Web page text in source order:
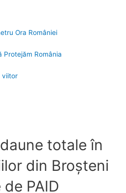
Ora României
Protejăm România
viitor
totale în
din Broşteni
PAID